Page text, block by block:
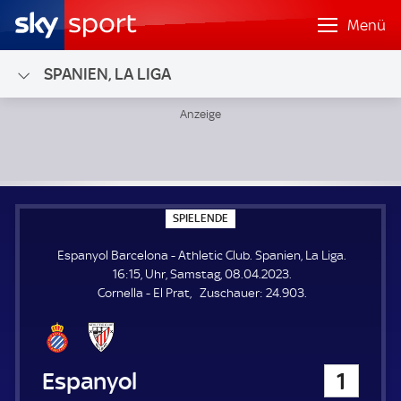
Menü
SPANIEN, LA LIGA
SPIELENDE
P
E
L
E
N
Espanyol Barcelona - Athletic Club. Spanien, La Liga.
16:15, Uhr, Samstag, 08.04.2023.
Cornella - El Prat
Zuschauer: Z
24.903.
Espanyol Barcelona 1